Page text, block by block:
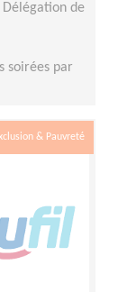
Délégation de
soirées par
& Pauvreté